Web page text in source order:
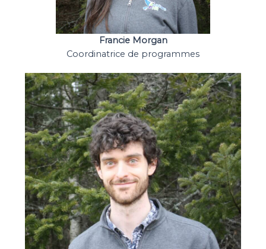
Francie Morgan
Coordinatrice de programmes